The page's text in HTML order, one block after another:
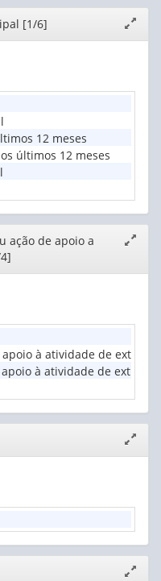
janela
[1/6]
12 meses
últimos 12 meses
ação de apoio a
à atividade de
à atividade de
janela